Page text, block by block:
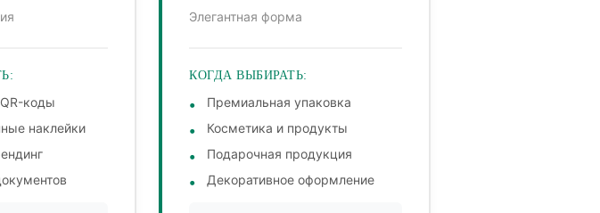
коды
наклейки
Элегантная форма
КОГДА ВЫБИРАТЬ:
Премиальная упаковка
Косметика и продукты
Подарочная продукция
Декоративное оформление